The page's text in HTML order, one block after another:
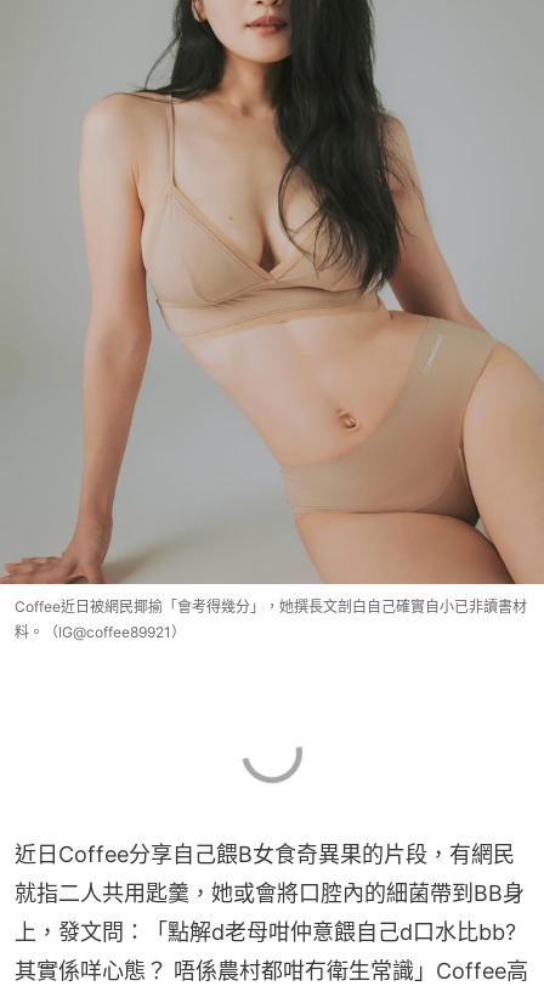
Coffee近日被網民揶揄「會考得幾分」，她撰長文剖白自己確實自小已非讀書材
料。（IG@coffee89921）
近日Coffee分享自己餵B女食奇異果的片段，有網民
就指二人共用匙羹，她或會將口腔內的細菌帶到BB身
上，發文問：「點解d老母咁仲意餵自己d口水比bb?
其實係咩心態？ 唔係農村都咁冇衛生常識」Coffee高